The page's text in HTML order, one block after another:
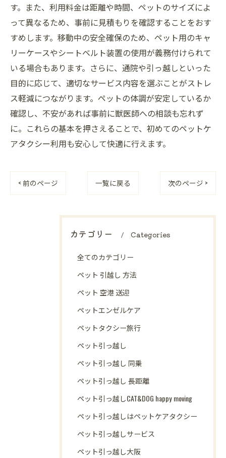
す。また、利用料金は距離や時間、ペットのサイズによ
って異なるため、事前に見積もりを確認することをおす
すめします。移動中の安全確保のため、ペット用のキャ
リーケースやシートベルト装置の使用が義務付けられて
いる場合もあります。さらに、通院や引っ越しといった
目的に応じて、適切なサービス内容を選ぶことがストレ
ス軽減につながります。ペットの体調が安定しているか
確認し、不安があれば事前に獣医師への相談も忘れず
に。これらの基本を押さえることで、初めてのペットケ
アタクシー利用も安心して快適に行えます。
< 前のページ 一覧に戻る 次のページ >
カテゴリー Categories
全てのカテゴリー
ペット 引越し 方法
ペット 空港 送迎
ペットエンゼルケア
ペットタクシー旅行
ペット引っ越し
ペット引っ越し 同乗
ペット引っ越し 長距離
ペット引っ越しCAT&DOG happy moving
ペット引っ越しはペットケアタクシー
ペット引っ越しサービス
ペット引っ越し大阪